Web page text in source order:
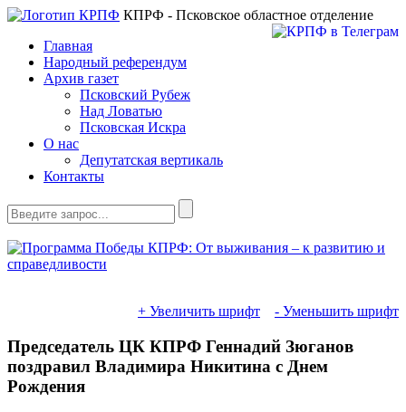
КПРФ - Псковское областное отделение
Главная
Народный референдум
Архив газет
Псковский Рубеж
Над Ловатью
Псковская Искра
О нас
Депутатская вертикаль
Контакты
+ Увеличить шрифт - Уменьшить шрифт
Председатель ЦК КПРФ Геннадий Зюганов
поздравил Владимира Никитина с Днем
Рождения